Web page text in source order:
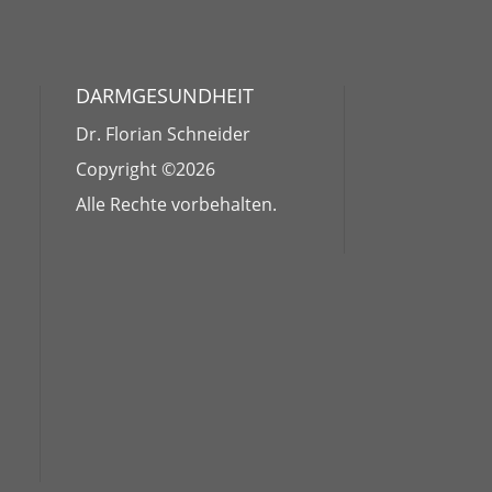
DARMGESUNDHEIT
Dr. Florian Schneider
Copyright ©2026
Alle Rechte vorbehalten.